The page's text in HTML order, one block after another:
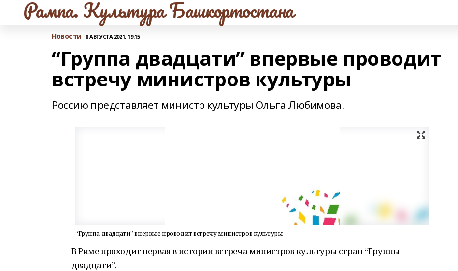
Рампа. Культура Башкортостана
Новости 8 АВГУСТА 2021, 19:15
“Группа двадцати” впервые проводит
встречу министров культуры
Россию представляет министр культуры Ольга Любимова.
“Группа двадцати” впервые проводит встречу министров культуры
В Риме проходит первая в истории встреча министров культуры стран “Группы
двадцати”.